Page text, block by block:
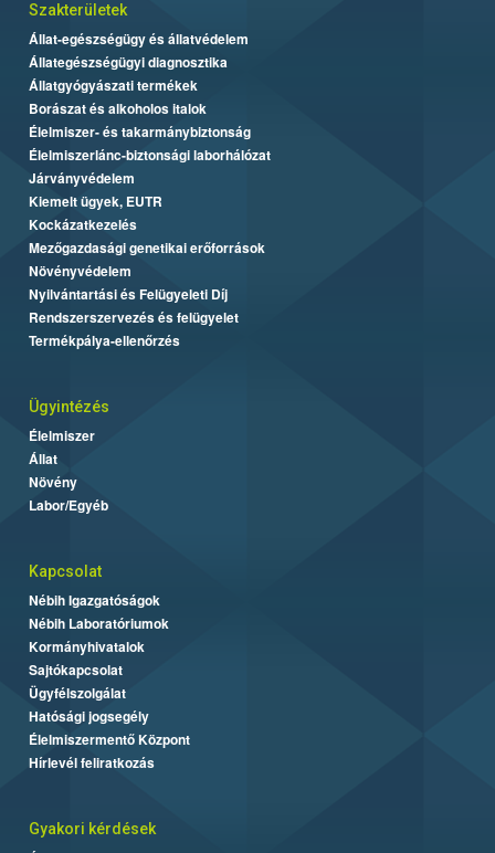
Szakterületek
Állat-egészségügy és állatvédelem
Állategészségügyi diagnosztika
Állatgyógyászati termékek
Borászat és alkoholos italok
Élelmiszer- és takarmánybiztonság
Élelmiszerlánc-biztonsági laborhálózat
Járványvédelem
Kiemelt ügyek, EUTR
Kockázatkezelés
Mezőgazdasági genetikai erőforrások
Növényvédelem
Nyilvántartási és Felügyeleti Díj
Rendszerszervezés és felügyelet
Termékpálya-ellenőrzés
Ügyintézés
Élelmiszer
Állat
Növény
Labor/Egyéb
Kapcsolat
Nébih Igazgatóságok
Nébih Laboratóriumok
Kormányhivatalok
Sajtókapcsolat
Ügyfélszolgálat
Hatósági jogsegély
Élelmiszermentő Központ
Hírlevél feliratkozás
Gyakori kérdések